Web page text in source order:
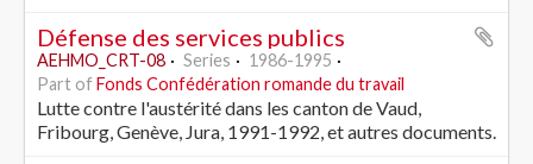
Défense des services publics
AEHMO_CRT-08 Series
1986-1995
Part ofFonds Confédération romande du travail
Lutte contre l'austérité dans les canton de Vaud,
Fribourg, Genève, Jura, 1991-1992, et autres documents.